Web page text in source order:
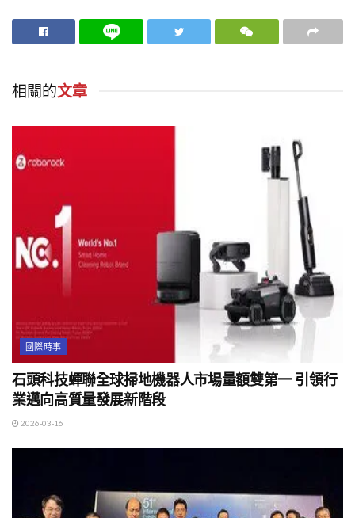
相關的文章
國際時事
石頭科技蟬聯全球掃地機器人市場量額雙第一 引領行
業邁向高質量發展新階段
2026-03-16